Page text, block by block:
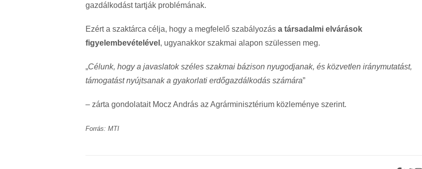
gazdálkodást tartják problémának.
Ezért a szaktárca célja, hogy a megfelelő szabályozás a társadalmi elvárások
figyelembevételével , ugyanakkor szakmai alapon szülessen meg.
„Célunk, hogy a javaslatok széles szakmai bázison nyugodjanak, és közvetlen iránymutatást,
támogatást nyújtsanak a gyakorlati erdőgazdálkodás számára”
– zárta gondolatait Mocz András az Agrárminisztérium közleménye szerint.
Forrás: MTI